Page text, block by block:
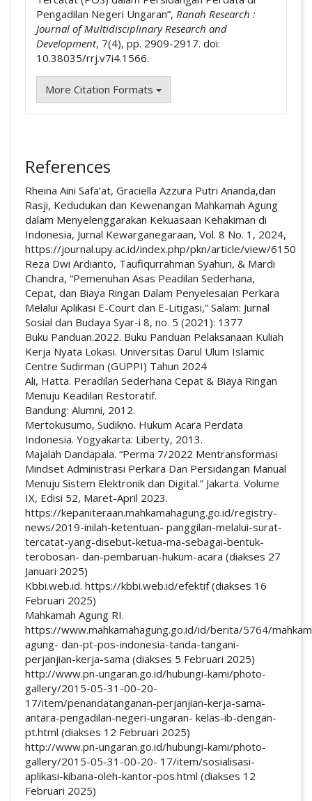
Pengadilan Negeri Ungaran”, Ranah Research :
Journal of Multidisciplinary Research and
Development, 7(4), pp. 2909-2917. doi:
10.38035/rrj.v7i4.1566.
More Citation Formats
References
Rheina Aini Safa’at, Graciella Azzura Putri Ananda,dan
Rasji, Kedudukan dan Kewenangan Mahkamah Agung
dalam Menyelenggarakan Kekuasaan Kehakiman di
Indonesia, Jurnal Kewarganegaraan, Vol. 8 No. 1, 2024,
https://journal.upy.ac.id/index.php/pkn/article/view/6150
Reza Dwi Ardianto, Taufiqurrahman Syahuri, & Mardi
Chandra, “Pemenuhan Asas Peadilan Sederhana,
Cepat, dan Biaya Ringan Dalam Penyelesaian Perkara
Melalui Aplikasi E-Court dan E-Litigasi,” Salam: Jurnal
Sosial dan Budaya Syar-i 8, no. 5 (2021): 1377
Buku Panduan.2022. Buku Panduan Pelaksanaan Kuliah
Kerja Nyata Lokasi. Universitas Darul Ulum Islamic
Centre Sudirman (GUPPI) Tahun 2024
Ali, Hatta. Peradilan Sederhana Cepat & Biaya Ringan
Menuju Keadilan Restoratif.
Bandung: Alumni, 2012.
Mertokusumo, Sudikno. Hukum Acara Perdata
Indonesia. Yogyakarta: Liberty, 2013.
Majalah Dandapala. “Perma 7/2022 Mentransformasi
Mindset Administrasi Perkara Dan Persidangan Manual
Menuju Sistem Elektronik dan Digital.” Jakarta. Volume
IX, Edisi 52, Maret-April 2023.
https://kepaniteraan.mahkamahagung.go.id/registry-
news/2019-inilah-ketentuan- panggilan-melalui-surat-
tercatat-yang-disebut-ketua-ma-sebagai-bentuk-
terobosan- dan-pembaruan-hukum-acara (diakses 27
Januari 2025)
Kbbi.web.id. https://kbbi.web.id/efektif (diakses 16
Februari 2025)
Mahkamah Agung RI.
https://www.mahkamahagung.go.id/id/berita/5764/
agung- dan-pt-pos-indonesia-tanda-tangani-
perjanjian-kerja-sama (diakses 5 Februari 2025)
http://www.pn-ungaran.go.id/hubungi-kami/photo-
gallery/2015-05-31-00-20-
17/item/penandatanganan-perjanjian-kerja-sama-
antara-pengadilan-negeri-ungaran- kelas-ib-dengan-
pt.html (diakses 12 Februari 2025)
http://www.pn-ungaran.go.id/hubungi-kami/photo-
gallery/2015-05-31-00-20- 17/item/sosialisasi-
aplikasi-kibana-oleh-kantor-pos.html (diakses 12
Februari 2025)